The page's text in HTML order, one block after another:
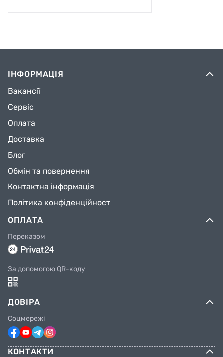
ІНФОРМАЦІЯ
Вакансії
Сервіс
Оплата
Доставка
Блог
Обмін та повернення
Контактна інформація
Політика конфіденційності
ОПЛАТА
Переказом
За допомогою QR-коду
ДОВІРА
Соцмережі
КОНТАКТИ